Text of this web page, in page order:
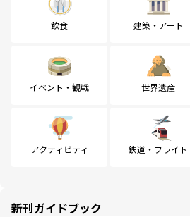
飲食 建築・アート
イベント・観戦 世界遺産
アクティビティ 鉄道・フライト
新刊ガイドブック